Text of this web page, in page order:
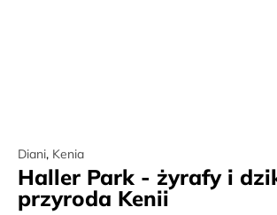
Diani, Kenia
Haller Park - żyrafy i
przyroda Kenii